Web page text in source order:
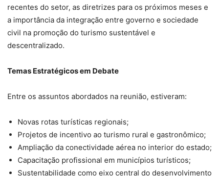
recentes do setor, as diretrizes para os próximos meses e
a importância da integração entre governo e sociedade
civil na promoção do turismo sustentável e
descentralizado.
Temas Estratégicos em Debate
Entre os assuntos abordados na reunião, estiveram:
Novas rotas turísticas regionais;
Projetos de incentivo ao turismo rural e gastronômico;
Ampliação da conectividade aérea no interior do estado;
Capacitação profissional em municípios turísticos;
Sustentabilidade como eixo central do desenvolvimento